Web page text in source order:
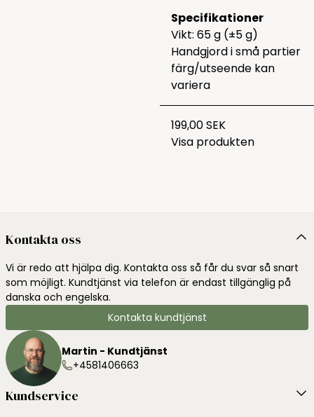
Specifikationer
Vikt: 65 g (±5 g)
Handgjord i små partier
färg/utseende kan
variera
199,00 SEK
Visa produkten
Kontakta oss
Vi är redo att hjälpa dig. Kontakta oss så får du svar så snart
som möjligt. Kundtjänst via telefon är endast tillgänglig på
danska och engelska.
Kontakta kundtjänst
Martin - Kundtjänst
+4581406663
Kundservice